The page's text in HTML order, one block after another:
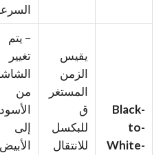
Black-
to-
White-
يقيس
الزمن
المستغر
ق
للبكسل
للانتقال
– يتم
تغيير
من
الأسود
إلى
الأبيض